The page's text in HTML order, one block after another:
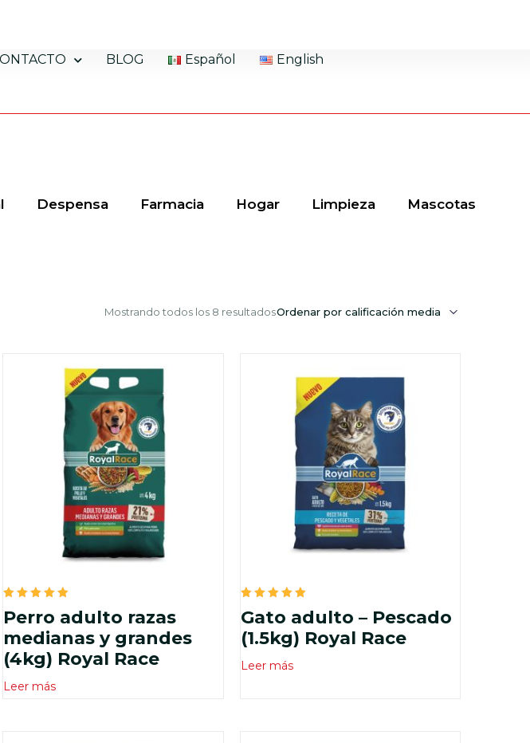
BLOG Español English
Despensa Farmacia Hogar Limpieza Mascotas
Mostrando todos los 8 resultados
en
de 5
Perro adulto razas
medianas y grandes
(4kg) Royal Race
Leer más
en
de 5
Gato adulto – Pescado
(1.5kg) Royal Race
Leer más